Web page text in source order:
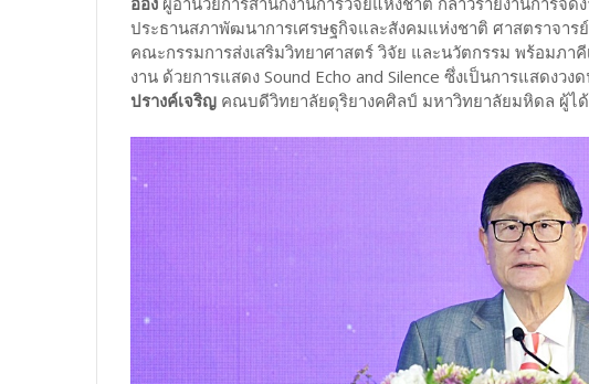
ประธานสภาพัฒนาการเศรษฐกิจและสังคมแห่งชาติ ศาสตราจา
คณะกรรมการส่งเสริมวิทยาศาสตร์ วิจัย และนวัตกรรม พร้อมภา
งาน ด้วยการแสดง Sound Echo and Silence ซึ่งเป็นการแสดงว
ปรางค์เจริญ คณบดีวิทยาลัยดุริยางคศิลป์ มหาวิทยาลัยมหิดล ผู้ไ